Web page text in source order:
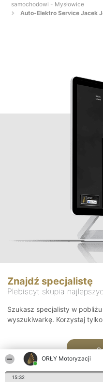
ORŁY Motoryzacji
15:32
samochodowi - Mysłowice
Auto-Elektro Service Jacek
Znajdź specjalistę
Plebiscyt skupia
Szukasz specjalisty w
wyszukiwarkę. Korzystaj